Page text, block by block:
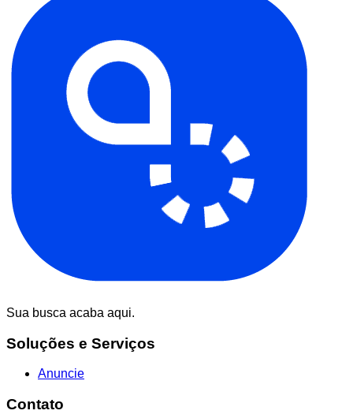
Sua busca acaba aqui.
Soluções e Serviços
Anuncie
Contato